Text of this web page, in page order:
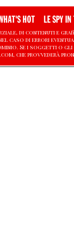
HOT LE SPY IN
di contenuti e
caso di errori
Se i soggetti
che provvederà